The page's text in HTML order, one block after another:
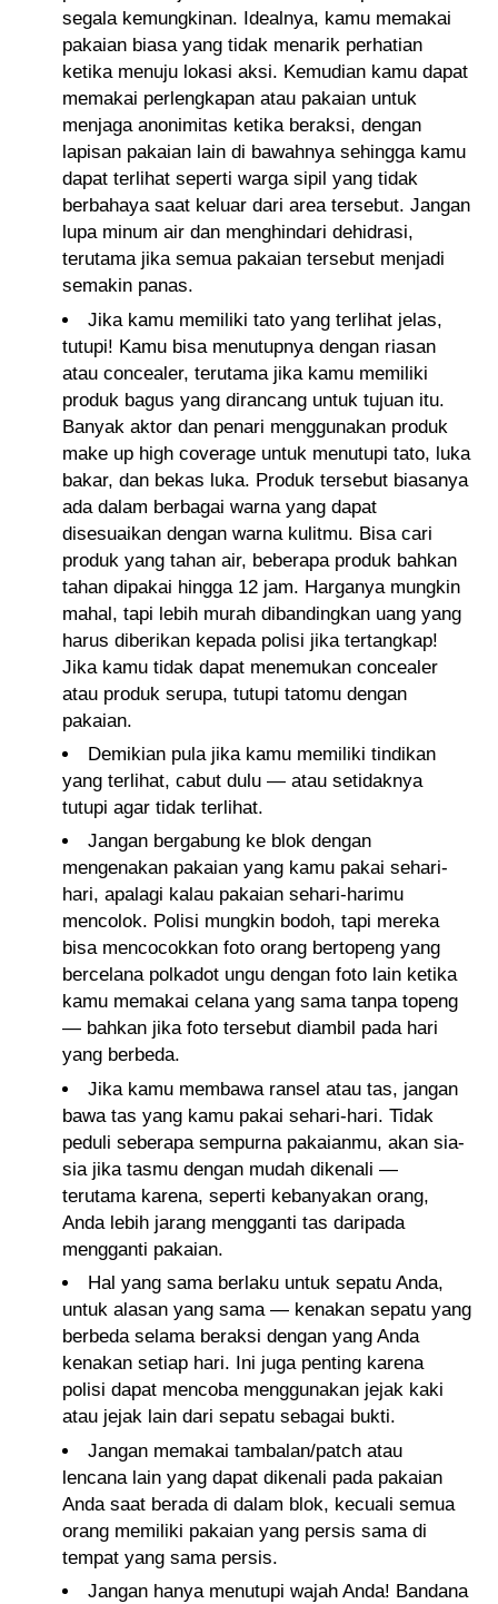
segala kemungkinan. Idealnya, kamu memakai
pakaian biasa yang tidak menarik perhatian
ketika menuju lokasi aksi. Kemudian kamu dapat
memakai perlengkapan atau pakaian untuk
menjaga anonimitas ketika beraksi, dengan
lapisan pakaian lain di bawahnya sehingga kamu
dapat terlihat seperti warga sipil yang tidak
berbahaya saat keluar dari area tersebut. Jangan
lupa minum air dan menghindari dehidrasi,
terutama jika semua pakaian tersebut menjadi
semakin panas.
Jika kamu memiliki tato yang terlihat jelas,
tutupi! Kamu bisa menutupnya dengan riasan
atau concealer, terutama jika kamu memiliki
produk bagus yang dirancang untuk tujuan itu.
Banyak aktor dan penari menggunakan produk
make up high coverage untuk menutupi tato, luka
bakar, dan bekas luka. Produk tersebut biasanya
ada dalam berbagai warna yang dapat
disesuaikan dengan warna kulitmu. Bisa cari
produk yang tahan air, beberapa produk bahkan
tahan dipakai hingga 12 jam. Harganya mungkin
mahal, tapi lebih murah dibandingkan uang yang
harus diberikan kepada polisi jika tertangkap!
Jika kamu tidak dapat menemukan concealer
atau produk serupa, tutupi tatomu dengan
pakaian.
Demikian pula jika kamu memiliki tindikan
yang terlihat, cabut dulu — atau setidaknya
tutupi agar tidak terlihat.
Jangan bergabung ke blok dengan
mengenakan pakaian yang kamu pakai sehari-
hari, apalagi kalau pakaian sehari-harimu
mencolok. Polisi mungkin bodoh, tapi mereka
bisa mencocokkan foto orang bertopeng yang
bercelana polkadot ungu dengan foto lain ketika
kamu memakai celana yang sama tanpa topeng
— bahkan jika foto tersebut diambil pada hari
yang berbeda.
Jika kamu membawa ransel atau tas, jangan
bawa tas yang kamu pakai sehari-hari. Tidak
peduli seberapa sempurna pakaianmu, akan sia-
sia jika tasmu dengan mudah dikenali —
terutama karena, seperti kebanyakan orang,
Anda lebih jarang mengganti tas daripada
mengganti pakaian.
Hal yang sama berlaku untuk sepatu Anda,
untuk alasan yang sama — kenakan sepatu yang
berbeda selama beraksi dengan yang Anda
kenakan setiap hari. Ini juga penting karena
polisi dapat mencoba menggunakan jejak kaki
atau jejak lain dari sepatu sebagai bukti.
Jangan memakai tambalan/patch atau
lencana lain yang dapat dikenali pada pakaian
Anda saat berada di dalam blok, kecuali semua
orang memiliki pakaian yang persis sama di
tempat yang sama persis.
Jangan hanya menutupi wajah Anda! Bandana